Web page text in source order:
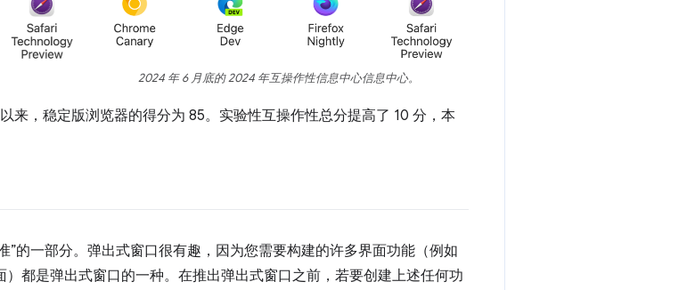
2024 年 6 月底的 2024 年互操作性信息中心信息中心。
来，稳定版浏览器的得分为 85。实验性互操作性总分提高了 10 分，本
”的一部分。弹出式窗口很有趣，因为您需要构建的许多界面功能（例如
都是弹出式窗口的一种。在推出弹出式窗口之前，若要创建上述任何功